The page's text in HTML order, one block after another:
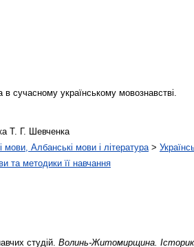
сучасному українському мовознавстві.
Т. Г. Шевченка
Албанські мови і література >
та методики її навчання
студій. Волинь-Житомирщина.